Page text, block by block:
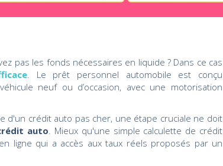
pas les fonds nécessaires en liquide ? Dans ce cas
. Le prêt personnel automobile est conçu
neuf ou d’occasion, avec une motorisation
d'un crédit auto pas cher, une étape cruciale ne doit
auto. Mieux qu'une simple calculette de crédit
ligne qui a accès aux taux réels proposés par un